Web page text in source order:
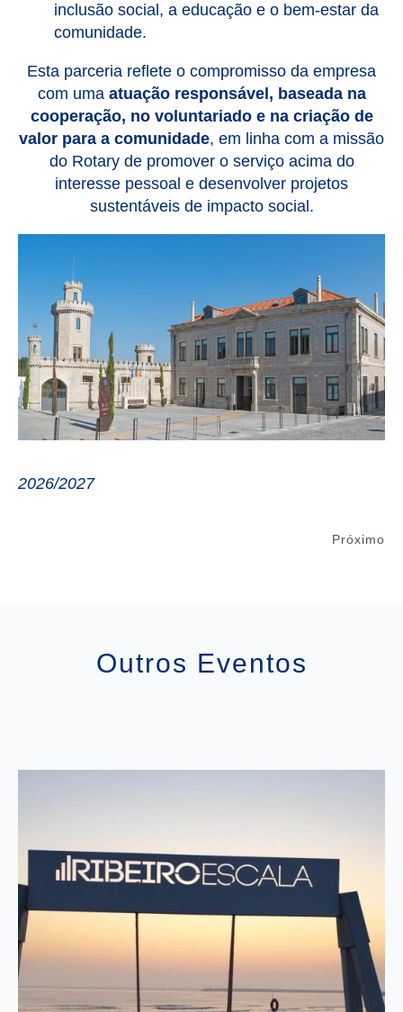
inclusão social, a educação e o bem-estar da
comunidade.
Esta parceria reflete o compromisso da empresa
com uma atuação responsável, baseada na
cooperação, no voluntariado e na criação de
valor para a comunidade, em linha com a missão
do Rotary de promover o serviço acima do
interesse pessoal e desenvolver projetos
sustentáveis de impacto social.
2026/2027
Próximo
Outros Eventos